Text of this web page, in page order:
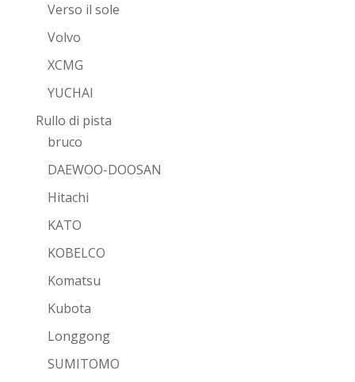
Verso il sole
Volvo
XCMG
YUCHAI
Rullo di pista
bruco
DAEWOO-DOOSAN
Hitachi
KATO
KOBELCO
Komatsu
Kubota
Longgong
SUMITOMO